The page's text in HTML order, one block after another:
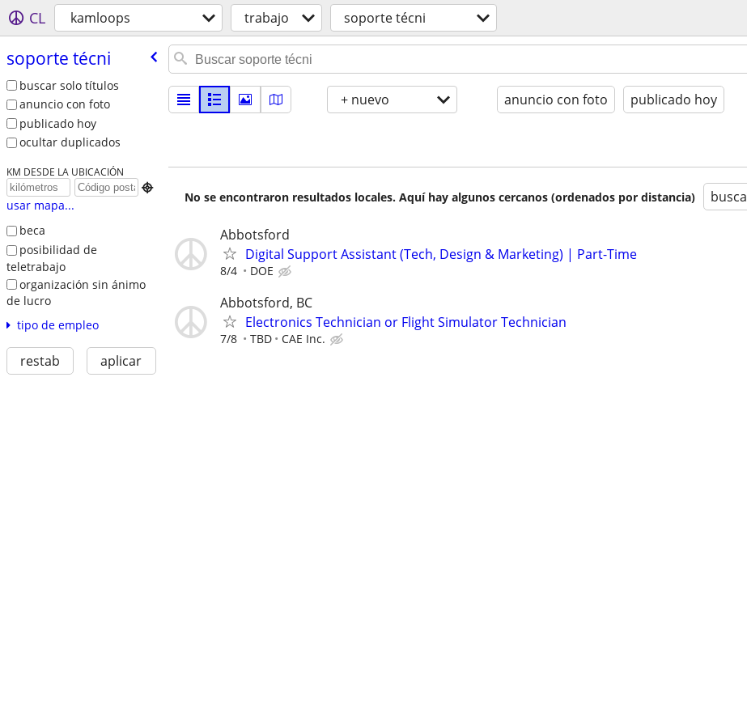
CL kamloops trabajo soporte técni
soporte técni
buscar solo títulos
anuncio con foto
publicado hoy
ocultar duplicados
KM DESDE LA UBICACIÓN

usar mapa...
beca
posibilidad de
teletrabajo
organización sin ánimo
de lucro
tipo de empleo
restab aplicar
+ nuevo anuncio con foto publicado hoy
No se encontraron resultados locales. Aquí hay algunos cercanos (ordenados por distancia)
Abbotsford
Digital Support Assistant (Tech, Design & Marketing) | Part-Time
8/4 DOE
Abbotsford, BC
Electronics Technician or Flight Simulator Technician
7/8 TBD CAE Inc.